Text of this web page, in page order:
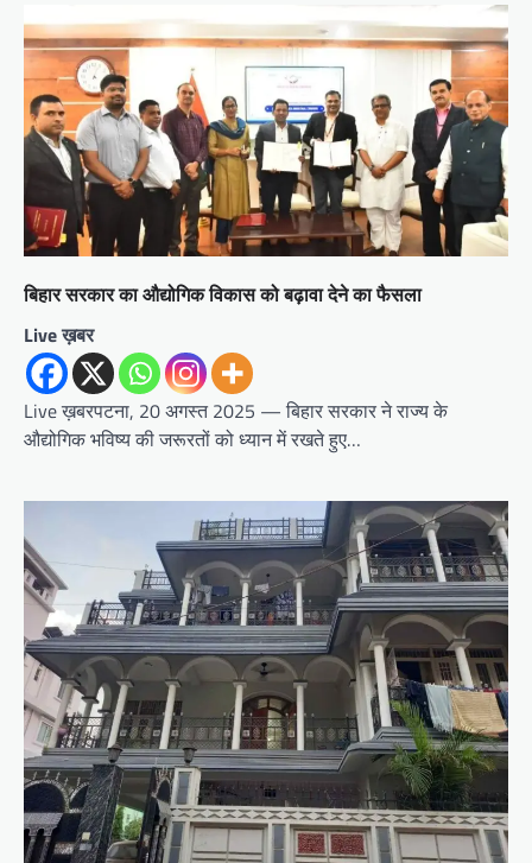
बिहार सरकार का औद्योगिक विकास को बढ़ावा देने का फैसला
Live ख़बर
Live ख़बरपटना, 20 अगस्त 2025 — बिहार सरकार ने राज्य के
औद्योगिक भविष्य की जरूरतों को ध्यान में रखते हुए…